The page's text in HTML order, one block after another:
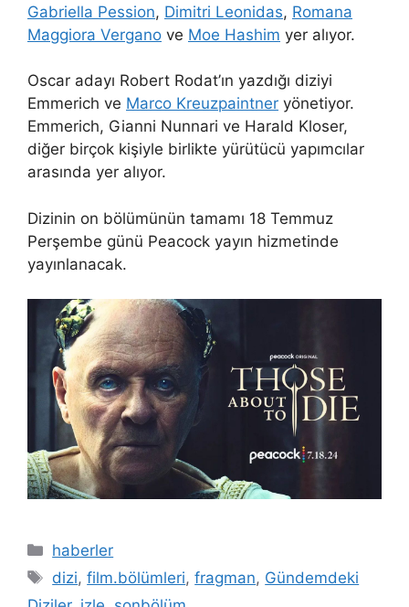
Gabriella Pession, Dimitri Leonidas, Romana
Maggiora Vergano ve Moe Hashim yer alıyor.
Oscar adayı Robert Rodat’ın yazdığı diziyi
Emmerich ve Marco Kreuzpaintner yönetiyor.
Emmerich, Gianni Nunnari ve Harald Kloser,
diğer birçok kişiyle birlikte yürütücü yapımcılar
arasında yer alıyor.
Dizinin on bölümünün tamamı 18 Temmuz
Perşembe günü Peacock yayın hizmetinde
yayınlanacak.
Kategoriler
haberler
Etiketler
dizi,film.bölümleri,fragman, Gündemdeki